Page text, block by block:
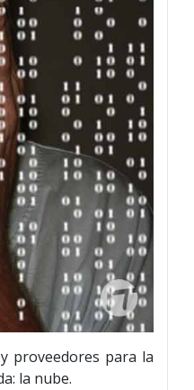
proveedores para la
la nube.